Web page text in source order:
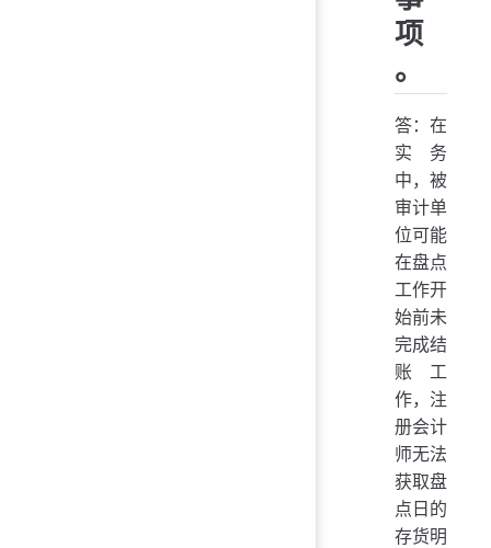
项
。
答：在
实务
中，被
审计单
位可能
在盘点
工作开
始前未
完成结
账工
作，注
册会计
师无法
获取盘
点日的
存货明